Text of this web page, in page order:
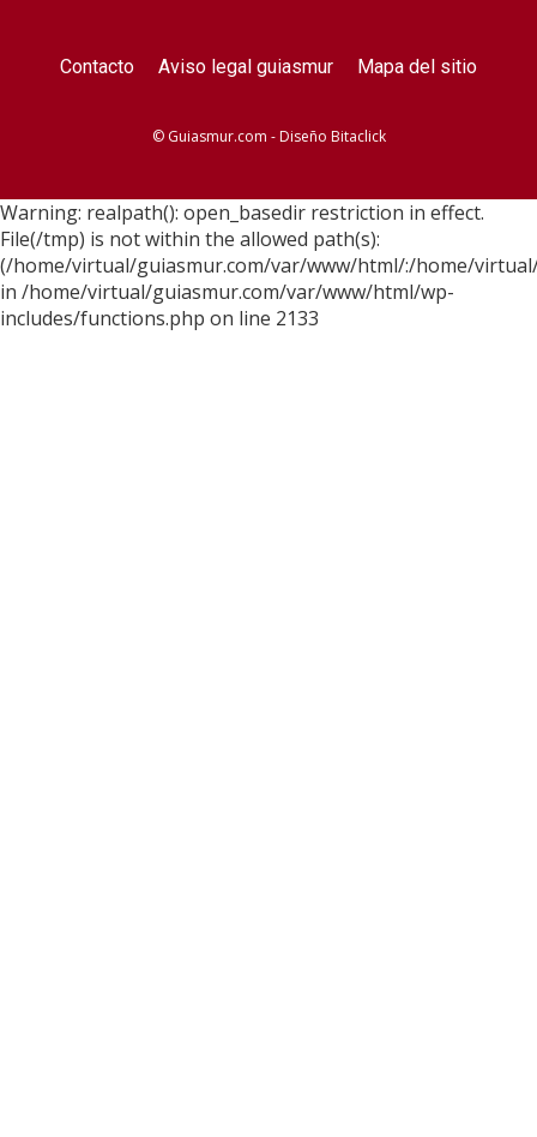
Contacto Aviso legal guiasmur Mapa del sitio
© Guiasmur.com - Diseño Bitaclick
Warning: realpath(): open_basedir restriction in effect.
File(/tmp) is not within the allowed path(s):
(/home/virtual/guiasmur.com/var/www/html/:/home/
in /home/virtual/guiasmur.com/var/www/html/wp-
includes/functions.php on line 2133